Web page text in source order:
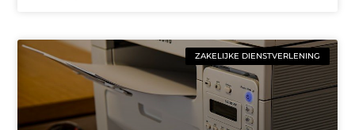
ZAKELIJKE DIENSTVERLENING